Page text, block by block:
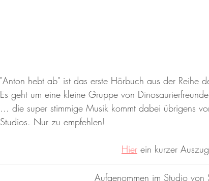
"Anton hebt ab" ist das erste Hörbuch aus der Reihe
Es geht um eine kleine Gruppe von
... die super stimmige Musik kommt dabei übrigens
Studios. Nur zu empfehlen!
Hier ein kurzer
Aufgenommen im Studio von